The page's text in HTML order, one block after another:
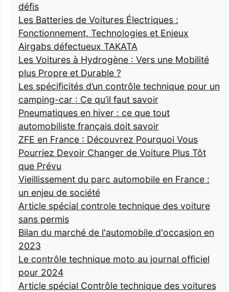
défis
Les Batteries de Voitures Électriques :
Fonctionnement, Technologies et Enjeux
Airgabs défectueux TAKATA
Les Voitures à Hydrogène : Vers une Mobilité
plus Propre et Durable ?
Les spécificités d’un contrôle technique pour un
camping-car : Ce qu’il faut savoir
Pneumatiques en hiver : ce que tout
automobiliste français doit savoir
ZFE en France : Découvrez Pourquoi Vous
Pourriez Devoir Changer de Voiture Plus Tôt
que Prévu
Vieillissement du parc automobile en France :
un enjeu de société
Article spécial controle technique des voiture
sans permis
Bilan du marché de l'automobile d'occasion en
2023
Le contrôle technique moto au journal officiel
pour 2024
Article spécial Contrôle technique des voitures